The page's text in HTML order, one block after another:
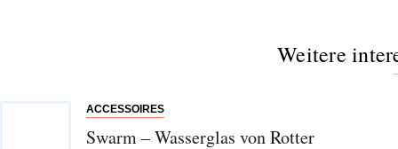
Weitere
ACCESSOIRES
Swarm – Wasserglas von Rotter